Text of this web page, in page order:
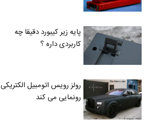
پایه زیر کیبورد دقیقا چه
کاربردی داره ؟
رولز رویس اتومبیل الکتریکی
رونمایی می کند